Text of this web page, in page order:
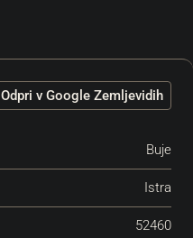
Odpri v Google Zemljevidih
Buje
Istra
52460